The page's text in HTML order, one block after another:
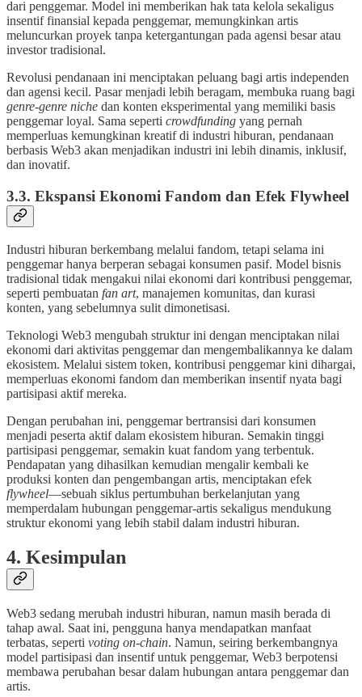
dari penggemar. Model ini memberikan hak tata kelola sekaligus
insentif finansial kepada penggemar, memungkinkan artis
meluncurkan proyek tanpa ketergantungan pada agensi besar atau
investor tradisional.
Revolusi pendanaan ini menciptakan peluang bagi artis independen
dan agensi kecil. Pasar menjadi lebih beragam, membuka ruang bagi
genre-genre niche dan konten eksperimental yang memiliki basis
penggemar loyal. Sama seperti crowdfunding yang pernah
memperluas kemungkinan kreatif di industri hiburan, pendanaan
berbasis Web3 akan menjadikan industri ini lebih dinamis, inklusif,
dan inovatif.
3.3. Ekspansi Ekonomi Fandom dan Efek Flywheel
Industri hiburan berkembang melalui fandom, tetapi selama ini
penggemar hanya berperan sebagai konsumen pasif. Model bisnis
tradisional tidak mengakui nilai ekonomi dari kontribusi penggemar,
seperti pembuatan fan art, manajemen komunitas, dan kurasi
konten, yang sebelumnya sulit dimonetisasi.
Teknologi Web3 mengubah struktur ini dengan menciptakan nilai
ekonomi dari aktivitas penggemar dan mengembalikannya ke dalam
ekosistem. Melalui sistem token, kontribusi penggemar kini dihargai,
memperluas ekonomi fandom dan memberikan insentif nyata bagi
partisipasi aktif mereka.
Dengan perubahan ini, penggemar bertransisi dari konsumen
menjadi peserta aktif dalam ekosistem hiburan. Semakin tinggi
partisipasi penggemar, semakin kuat fandom yang terbentuk.
Pendapatan yang dihasilkan kemudian mengalir kembali ke
produksi konten dan pengembangan artis, menciptakan efek
flywheel—sebuah siklus pertumbuhan berkelanjutan yang
memperdalam hubungan penggemar-artis sekaligus mendukung
struktur ekonomi yang lebih stabil dalam industri hiburan.
4. Kesimpulan
Web3 sedang merubah industri hiburan, namun masih berada di
tahap awal. Saat ini, pengguna hanya mendapatkan manfaat
terbatas, seperti voting on-chain. Namun, seiring berkembangnya
model partisipasi dan insentif untuk penggemar, Web3 berpotensi
membawa perubahan besar dalam hubungan antara penggemar dan
artis.